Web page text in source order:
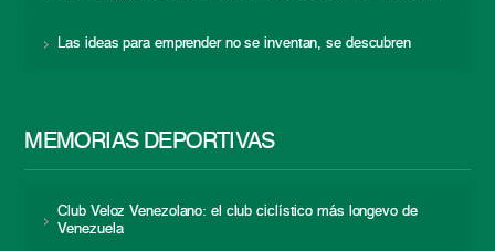
Las ideas para emprender no se inventan, se descubren
MEMORIAS DEPORTIVAS
Club Veloz Venezolano: el club ciclístico más longevo de
Venezuela